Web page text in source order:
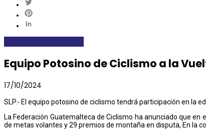
Equipo Potosino de Ciclismo a la
17/10/2024
SLP.- El equipo potosino de ciclismo tendrá participación en la
La Federación Guatemalteca de Ciclismo ha anunciado que
de metas volantes y 29 premios de montaña en disputa, En la